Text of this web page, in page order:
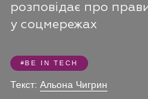
розповідає про
у соцмережах
BE IN TECH
Текст: Альона Чигрин